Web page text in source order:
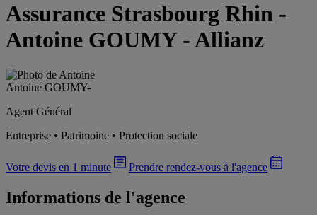
Assurance Strasbourg Rhin -
Antoine GOUMY - Allianz
Antoine GOUMY-
Agent Général
Entreprise • Patrimoine • Protection sociale
Votre devis en 1 minute Prendre rendez-vous à l'agence
Informations de l'agence